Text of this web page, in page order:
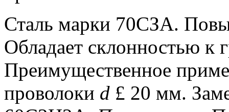
Сталь марки 70СЗА.
Обладает склонностью к
Преимущественное
проволоки d £ 20 мм.